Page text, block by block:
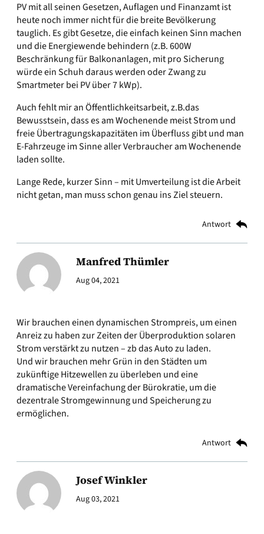
PV mit all seinen Gesetzen, Auflagen und Finanzamt ist
heute noch immer nicht für die breite Bevölkerung
tauglich. Es gibt Gesetze, die einfach keinen Sinn machen
und die Energiewende behindern (z.B. 600W
Beschränkung für Balkonanlagen, mit pro Sicherung
würde ein Schuh daraus werden oder Zwang zu
Smartmeter bei PV über 7 kWp).
Auch fehlt mir an Öffentlichkeitsarbeit, z.B.das
Bewusstsein, dass es am Wochenende meist Strom und
freie Übertragungskapazitäten im Überfluss gibt und man
E-Fahrzeuge im Sinne aller Verbraucher am Wochenende
laden sollte.
Lange Rede, kurzer Sinn – mit Umverteilung ist die Arbeit
nicht getan, man muss schon genau ins Ziel steuern.
Antwort
Manfred Thümler
Aug 04, 2021
Wir brauchen einen dynamischen Strompreis, um einen
Anreiz zu haben zur Zeiten der Überproduktion solaren
Strom verstärkt zu nutzen – zb das Auto zu laden.
Und wir brauchen mehr Grün in den Städten um
zukünftige Hitzewellen zu überleben und eine
dramatische Vereinfachung der Bürokratie, um die
dezentrale Stromgewinnung und Speicherung zu
ermöglichen.
Antwort
Josef Winkler
Aug 03, 2021